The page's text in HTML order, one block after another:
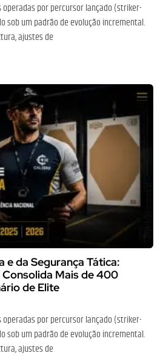
por percursor lançado (striker-
sob um padrão de evolução incremental.
ajustes de
e da Segurança Tática:
Mais de 400
de Elite
por percursor lançado (striker-
sob um padrão de evolução incremental.
ajustes de